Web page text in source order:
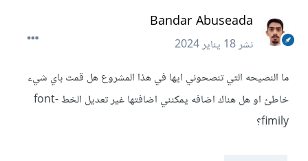
Bandar Abuseada
نشر18 يناير 2024
ما النصيحه التي تنصحوني ايها في هذا المشروع هل قمت باي شيء
خاطئ او هل هناك اضافه يمكنني اضافتها غير تعديل الخط font-
fimily؟